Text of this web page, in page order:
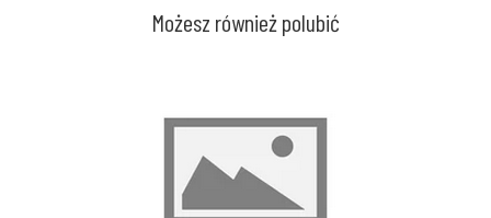
Możesz również polubić